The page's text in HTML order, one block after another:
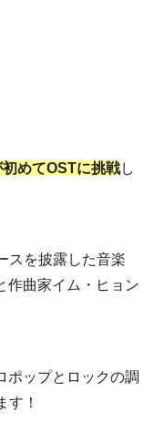
めてOSTに挑戦し
スを披露した音楽
作曲家イム・ヒョン
ポップとロックの調
す！